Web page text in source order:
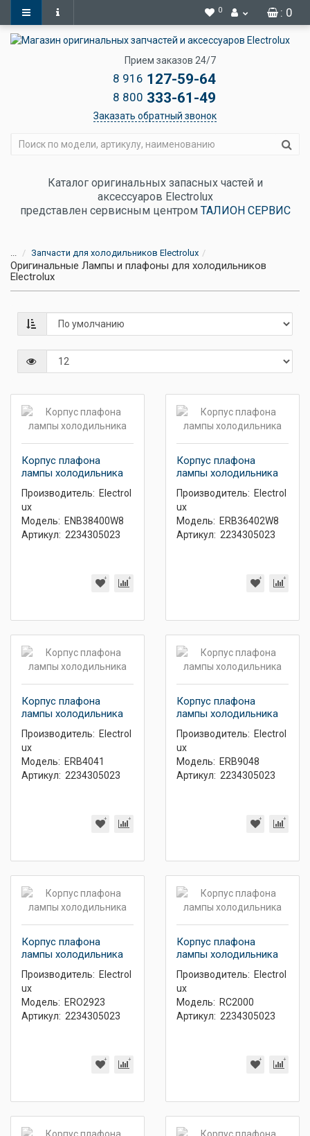
: 0
0
Прием заказов 24/7
8 916 127-59-64
8 800 333-61-49
Заказать обратный звонок
Каталог оригинальных запасных частей и
аксессуаров Electrolux
представлен сервисным центром ТАЛИОН СЕРВИС
... Запчасти для холодильников Electrolux
Оригинальные Лампы и плафоны для холодильников
Electrolux
Корпус плафона
лампы холодильника
Производитель: Electrol
ux
Модель: ENB38400W8
Артикул: 2234305023
Корпус плафона
лампы холодильника
Производитель: Electrol
ux
Модель: ERB36402W8
Артикул: 2234305023
Корпус плафона
лампы холодильника
Производитель: Electrol
ux
Модель: ERB4041
Артикул: 2234305023
Корпус плафона
лампы холодильника
Производитель: Electrol
ux
Модель: ERB9048
Артикул: 2234305023
Корпус плафона
лампы холодильника
Производитель: Electrol
ux
Модель: ERO2923
Артикул: 2234305023
Корпус плафона
лампы холодильника
Производитель: Electrol
ux
Модель: RC2000
Артикул: 2234305023